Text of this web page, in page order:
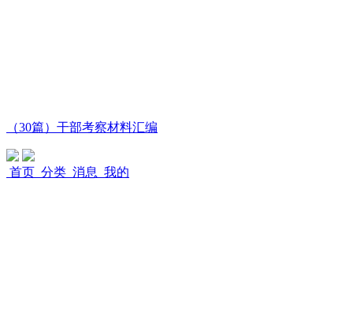
（30篇）干部考察材料汇编
首页 分类 消息 我的